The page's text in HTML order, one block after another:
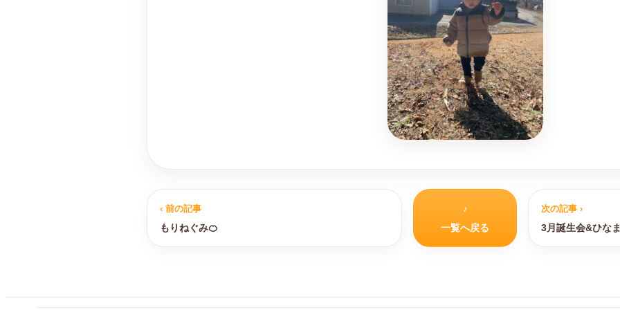
‹ 前の記事
もりねぐみ🍊
♪
一覧へ戻る
次の記事 ›
3月誕生会&ひな